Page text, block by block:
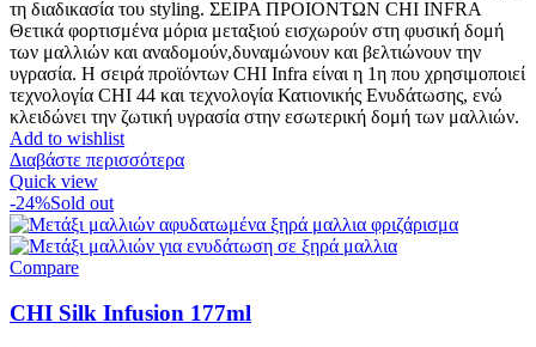
τη διαδικασία του styling. ΣΕΙΡΑ ΠΡΟΙΟΝΤΩΝ CHI INFRA
Θετικά φορτισμένα μόρια μεταξιού εισχωρούν στη φυσική δομή
των μαλλιών και αναδομούν,δυναμώνουν και βελτιώνουν την
υγρασία. Η σειρά προϊόντων CHI Infra είναι η 1η που χρησιμοποιεί
τεχνολογία CHI 44 και τεχνολογία Κατιονικής Ενυδάτωσης, ενώ
κλειδώνει την ζωτική υγρασία στην εσωτερική δομή των μαλλιών.
Add to wishlist
Διαβάστε περισσότερα
Quick view
-24%Sold out
Compare
CHI Silk Infusion 177ml